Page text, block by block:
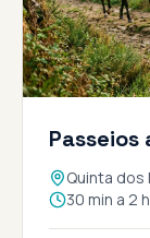
Passeios
Quinta dos
30 min a 2 h